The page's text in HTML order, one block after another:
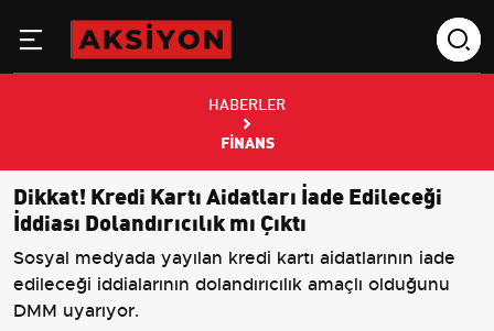
HABERLER
FINANS
Dikkat! Kredi Kartı Aidatları İade Edileceği
İddiası Dolandırıcılık mı Çıktı
Sosyal medyada yayılan kredi kartı aidatlarının iade
edileceği iddialarının dolandırıcılık amaçlı olduğunu
DMM uyarıyor.